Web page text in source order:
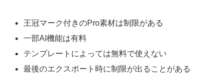
王冠マーク付きのPro素材は制限がある
一部AI機能は有料
テンプレートによっては無料で使えない
最後のエクスポート時に制限が出ることがある